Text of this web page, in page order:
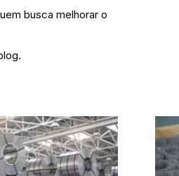
busca melhorar o